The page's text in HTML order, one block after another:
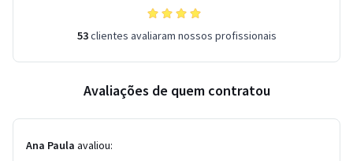
53clientes avaliaram nossos profissionais
Avaliações de quem contratou
Ana Paula avaliou: